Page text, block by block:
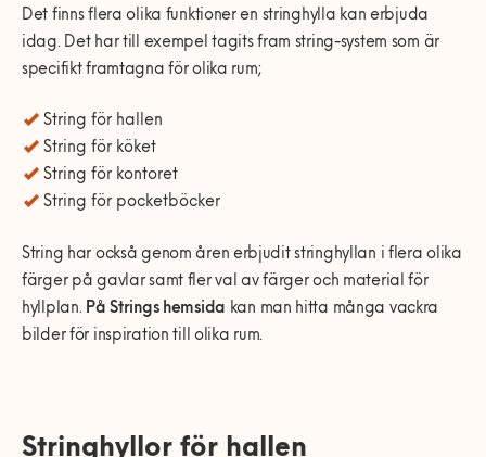
Det finns flera olika funktioner en stringhylla kan erbjuda
idag. Det har till exempel tagits fram string-system som är
specifikt framtagna för olika rum;
String för hallen
String för köket
String för kontoret
String för pocketböcker
String har också genom åren erbjudit stringhyllan i flera olika
färger på gavlar samt fler val av färger och material för
hyllplan. På Strings hemsida kan man hitta många vackra
bilder för inspiration till olika rum.
Stringhyllor för hallen